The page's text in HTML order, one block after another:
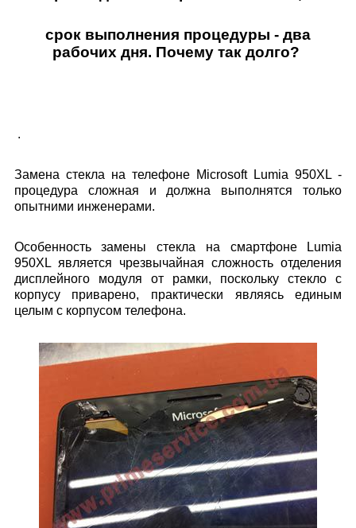
срок выполнения процедуры - два
рабочих дня. Почему так долго?
.
Замена стекла на телефоне Microsoft Lumia 950XL -
процедура сложная и должна выполнятся только
опытними инженерами.
Особенность замены стекла на смартфоне Lumia
950XL является чрезвычайная сложность отделения
дисплейного модуля от рамки, поскольку стекло с
корпусу приварено, практически являясь единым
целым с корпусом телефона.